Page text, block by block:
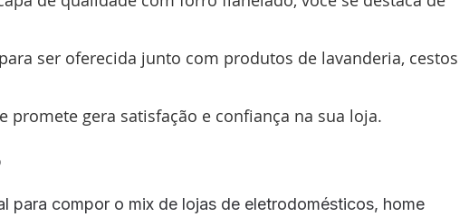
ser oferecida junto com produtos de lavanderia, cestos
promete gera satisfação e confiança na sua loja.
para compor o mix de lojas de eletrodomésticos, home